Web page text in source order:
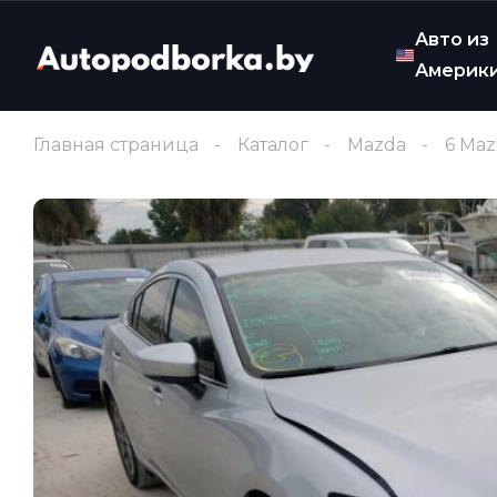
Авто из
Главная страница Каталог Mazda 6